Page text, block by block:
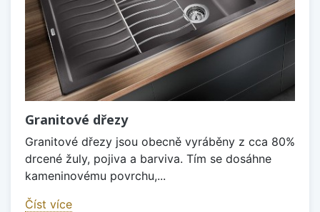
Granitové dřezy
Granitové dřezy jsou obecně vyráběny z cca 80%
drcené žuly, pojiva a barviva. Tím se dosáhne
kameninovému povrchu,...
Číst více